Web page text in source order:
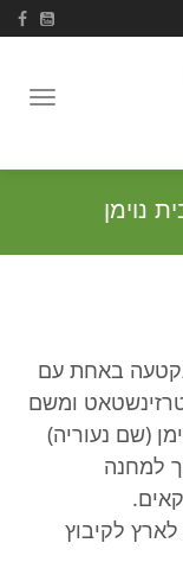
Toggle
נוימן
באחת עם
ומשם
(שם נעוריה)
למחנה
לקיבוץ